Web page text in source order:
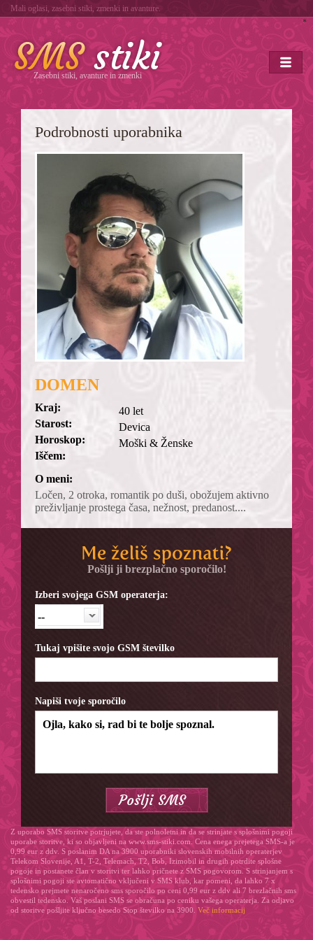
Mali oglasi, zasebni stiki, zmenki in avanture.
Zasebni stiki, avanture in zmenki
Podrobnosti uporabnika
DOMEN
Kraj:
Starost:
Horoskop:
Iščem:
40 let
Devica
Moški & Ženske
O meni:
Ločen, 2 otroka, romantik po duši, obožujem aktivno
preživljanje prostega časa, nežnost, predanost....
Pošlji ji brezplačno sporočilo!
Izberi svojega GSM operaterja:
--
Tukaj vpišite svojo GSM številko
Napiši tvoje sporočilo
Z uporabo SMS storitve potrjujete, da ste polnoletni in da se strinjate s splošnimi pogoji
uporabe storitve, ki so objavljeni na www.sms-stiki.com. Cena enega prejetega SMS-a je
0,99 eur z ddv. S poslanim DA na 3900 uporabniki slovenskih mobilnih operaterjev
Telekom Slovenije, A1, T-2, Telemach, T2, Bob, Izimobil in drugih potrdite splošne
pogoje in postanete član v storitvi ter lahko pričnete z SMS pogovorom. S strinjanjem s
splošnimi pogoji ste avtomatično vključeni v SMS klub, kar pomeni, da lahko 7 x
tedensko prejmete nenaročeno sms sporočilo po ceni 0,99 eur z ddv ali 7 brezlačnih sms
obvestil tedensko. Vaš poslani SMS se obračuna po ceniku vašega operaterja. Za odjavo
od storitve pošljite ključno besedo Stop številko na 3900. Več informacij
*